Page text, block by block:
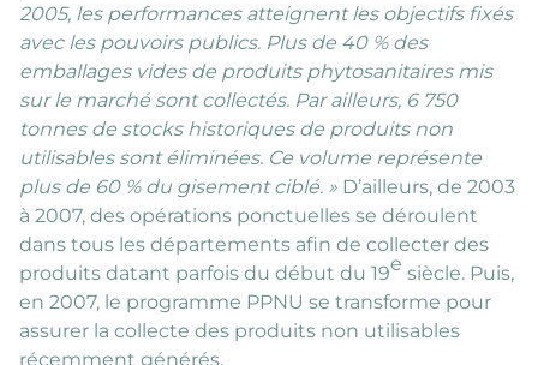
2005, les performances atteignent les objectifs fixés
avec les pouvoirs publics. Plus de 40 % des
emballages vides de produits phytosanitaires mis
sur le marché sont collectés. Par ailleurs, 6 750
tonnes de stocks historiques de produits non
utilisables sont éliminées. Ce volume représente
plus de 60 % du gisement ciblé. » D’ailleurs, de 2003
à 2007, des opérations ponctuelles se déroulent
dans tous les départements afin de collecter des
produits datant parfois du début du 19e siècle. Puis,
en 2007, le programme PPNU se transforme pour
assurer la collecte des produits non utilisables
récemment générés.